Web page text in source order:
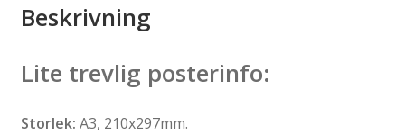
Beskrivning
Lite trevlig posterinfo:
Storlek: A3, 210x297mm.